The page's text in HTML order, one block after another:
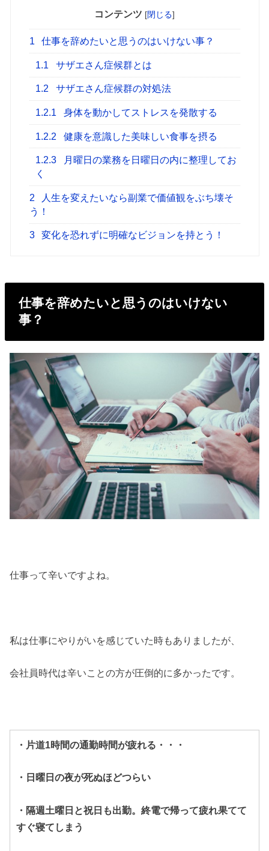
コンテンツ [閉じる]
1 仕事を辞めたいと思うのはいけない事？
1.1 サザエさん症候群とは
1.2 サザエさん症候群の対処法
1.2.1 身体を動かしてストレスを発散する
1.2.2 健康を意識した美味しい食事を摂る
1.2.3
月曜日の業務を日曜日の内に整理してお
く
2
人生を変えたいなら副業で価値観をぶち壊そ
う！
3 変化を恐れずに明確なビジョンを持とう！
仕事を辞めたいと思うのはいけない
事？
仕事って辛いですよね。
私は仕事にやりがいを感じていた時もありましたが、
会社員時代は辛いことの方が圧倒的に多かったです。
・片道1時間の通勤時間が疲れる・・・
・ 日曜日の夜が死ぬほどつらい
・隔週土曜日と祝日も出勤。終電で帰って疲れ果てて
すぐ寝てしまう